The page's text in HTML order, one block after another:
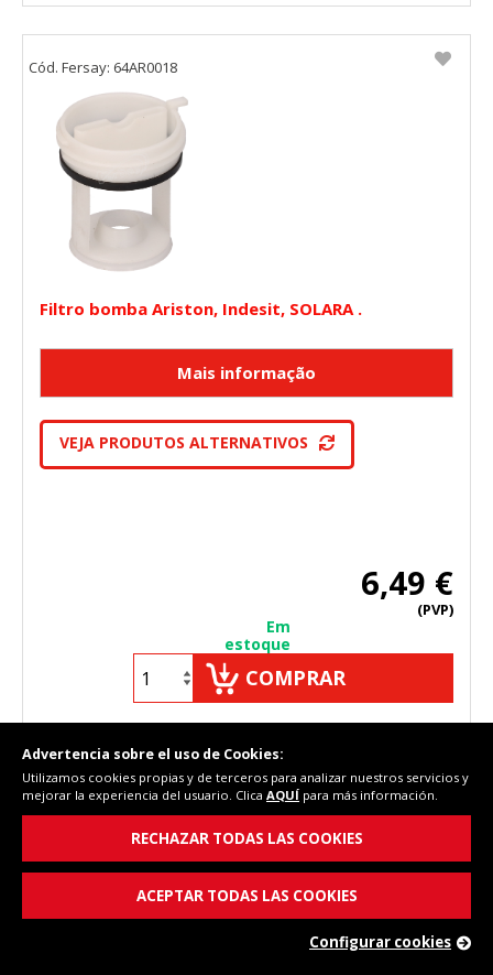
Filtro bomba Ariston, Indesit, SOLARA .
VEJA PRODUTOS ALTERNATIVOS
6,49 €
(PVP)
Em
estoque
COMPRAR
Cód. Fersay: 64AR0018
Cód. Fersay:
64BS0015
Referência:
00614351
Advertencia sobre el uso de Cookies:
Utilizamos cookies propias y de terceros para analizar nuestros servicios y
mejorar la experiencia del usuario. Clica AQUÍ para más información.
RECHAZAR TODAS LAS COOKIES
ACEPTAR TODAS LAS COOKIES
Configurar cookies